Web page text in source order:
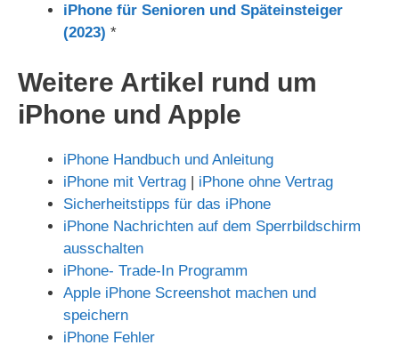
iPhone für Senioren und Späteinsteiger
(2023) *
Weitere Artikel rund um
iPhone und Apple
iPhone Handbuch und Anleitung
iPhone mit Vertrag | iPhone ohne Vertrag
Sicherheitstipps für das iPhone
iPhone Nachrichten auf dem Sperrbildschirm
ausschalten
iPhone- Trade-In Programm
Apple iPhone Screenshot machen und
speichern
iPhone Fehler